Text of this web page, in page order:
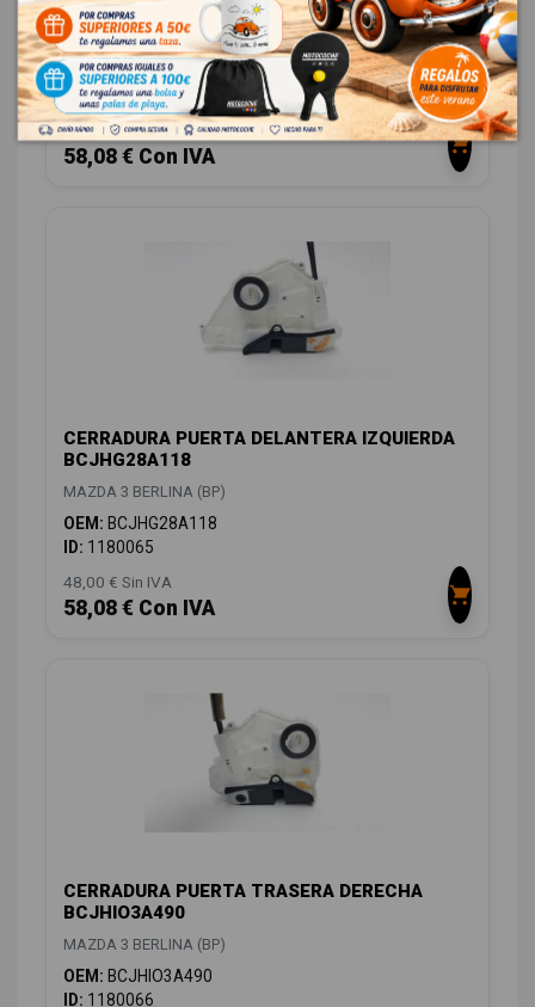
BDMC58310B
MAZDA 3 BERLINA (BP)
OEM:BDMC58310B
ID:1180064
48,00 € Sin IVA
58,08 € Con IVA
CERRADURA PUERTA DELANTERA IZQUIERDA
BCJHG28A118
MAZDA 3 BERLINA (BP)
OEM: BCJHG28A118
ID: 1180065
48,00 € Sin IVA
58,08 € Con IVA
CERRADURA PUERTA TRASERA DERECHA
BCJHIO3A490
MAZDA 3 BERLINA (BP)
OEM: BCJHIO3A490
ID: 1180066